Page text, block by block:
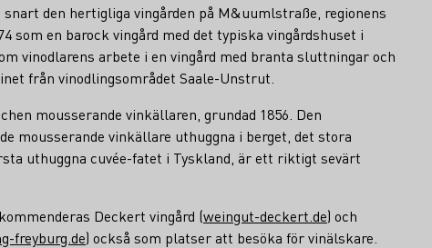
den hertigliga vingården på M&uumlstraße, regionens
som en barock vingård med det typiska vingårdshuset i
vinodlarens arbete i en vingård med branta sluttningar och
från vinodlingsområdet Saale-Unstrut.
mousserande vinkällaren, grundad 1856. Den
mousserande vinkällare uthuggna i berget, det stora
uthuggna cuvée-fatet i Tyskland, är ett riktigt sevärt
Deckert vingård (weingut-deckert.de) och
freyburg.de) också som platser att besöka för vinälskare.